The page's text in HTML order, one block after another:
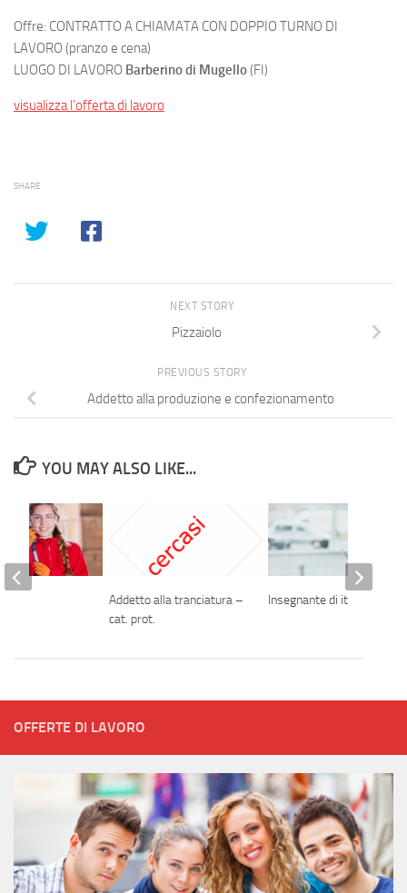
Offre: CONTRATTO A CHIAMATA CON DOPPIO TURNO DI
LAVORO (pranzo e cena)
LUOGO DI LAVORO Barberino di Mugello(FI)
visualizza l’offerta di lavoro
SHARE
NEXT STORY
Pizzaiolo
PREVIOUS STORY
Addetto alla produzione e confezionamento
YOU MAY ALSO LIKE...
Addetto alla tranciatura –
cat. prot.
Insegnante di italiano
OFFERTE DI LAVORO